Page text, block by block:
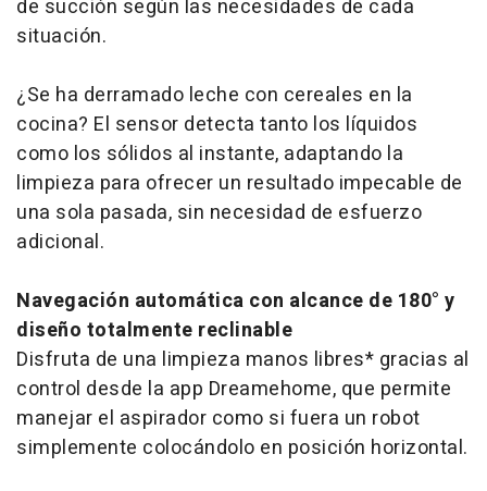
de succión según las necesidades de cada
situación.
¿Se ha derramado leche con cereales en la
cocina? El sensor detecta tanto los líquidos
como los sólidos al instante, adaptando la
limpieza para ofrecer un resultado impecable de
una sola pasada, sin necesidad de esfuerzo
adicional.
Navegación automática con alcance de 180° y
diseño totalmente reclinable
Disfruta de una limpieza manos libres* gracias al
control desde la app Dreamehome, que permite
manejar el aspirador como si fuera un robot
simplemente colocándolo en posición horizontal.